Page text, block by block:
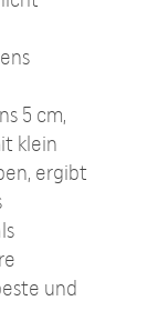
5 cm,
klein
ergibt
und